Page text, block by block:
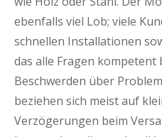
ebenfalls viel Lob; viele
schnellen Installationen
das alle Fragen
Beschwerden über
beziehen sich meist auf
Verzögerungen beim